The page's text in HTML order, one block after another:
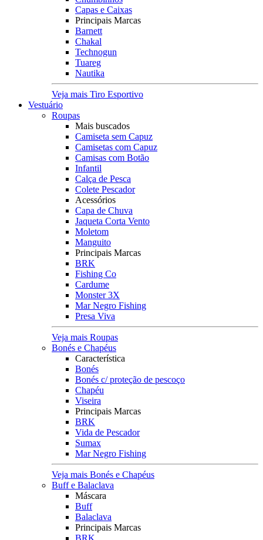
Capas e Caixas
Principais Marcas
Barnett
Chakal
Technogun
Tuareg
Nautika
Veja mais Tiro Esportivo
Vestuário
Roupas
Mais buscados
Camiseta sem Capuz
Camisetas com Capuz
Camisas com Botão
Infantil
Calça de Pesca
Colete Pescador
Acessórios
Capa de Chuva
Jaqueta Corta Vento
Moletom
Manguito
Principais Marcas
BRK
Fishing Co
Cardume
Monster 3X
Mar Negro Fishing
Presa Viva
Veja mais Roupas
Bonés e Chapéus
Característica
Bonés
Bonés c/ proteção de pescoço
Chapéu
Viseira
Principais Marcas
BRK
Vida de Pescador
Sumax
Mar Negro Fishing
Veja mais Bonés e Chapéus
Buff e Balaclava
Máscara
Buff
Balaclava
Principais Marcas
BRK